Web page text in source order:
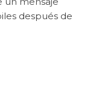
después de